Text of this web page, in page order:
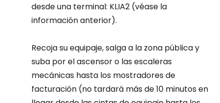
desde una terminal: KLIA2 (véase la
información anterior).
Recoja su equipaje, salga a la zona pública y
suba por el ascensor o las escaleras
mecánicas hasta los mostradores de
facturación (no tardará más de 10 minutos en